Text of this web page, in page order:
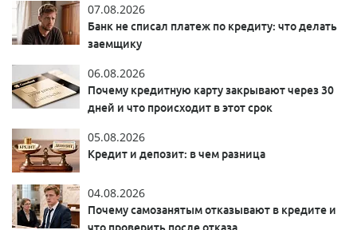
07.08.2026
Банк не списал платеж по кредиту: что делать
заемщику
06.08.2026
Почему кредитную карту закрывают через 30
дней и что происходит в этот срок
05.08.2026
Кредит и депозит: в чем разница
04.08.2026
Почему самозанятым отказывают в кредите и